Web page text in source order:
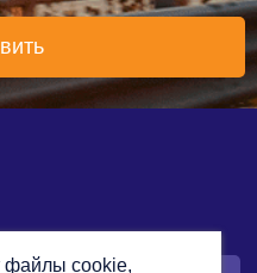
файлы cookie,